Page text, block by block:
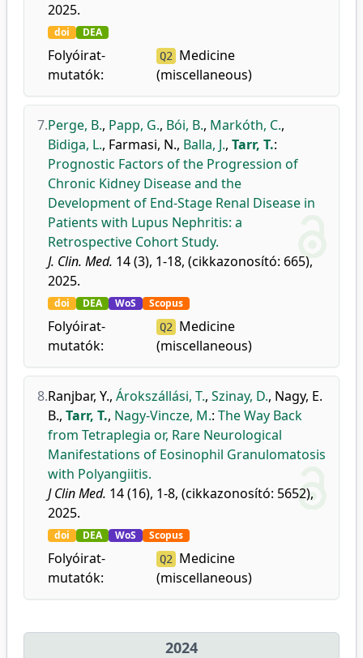
2025.
doi DEA
Folyóirat-
mutatók:
Q2 Medicine
(miscellaneous)
7.Perge, B., Papp, G., Bói, B., Markóth, C.,
Bidiga, L., Farmasi, N., Balla, J., Tarr, T.:
Prognostic Factors of the Progression of
Chronic Kidney Disease and the
Development of End-Stage Renal Disease in
Patients with Lupus Nephritis: a
Retrospective Cohort Study.
J. Clin. Med. 14 (3), 1-18, (cikkazonosító: 665),
2025.
doi DEA WoS Scopus
Folyóirat-
mutatók:
Q2 Medicine
(miscellaneous)
8.Ranjbar, Y., Árokszállási, T., Szinay, D., Nagy, E.
B., Tarr, T., Nagy-Vincze, M.: The Way Back
from Tetraplegia or, Rare Neurological
Manifestations of Eosinophil Granulomatosis
with Polyangiitis.
J Clin Med. 14 (16), 1-8, (cikkazonosító: 5652),
2025.
doi DEA WoS Scopus
Folyóirat-
mutatók:
Q2 Medicine
(miscellaneous)
2024